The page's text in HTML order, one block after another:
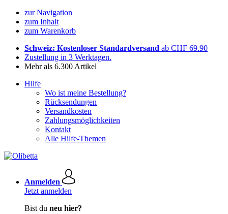
zur Navigation
zum Inhalt
zum Warenkorb
Schweiz: Kostenloser Standardversand ab CHF 69.90
Zustellung in 3 Werktagen.
Mehr als 6.300 Artikel
Hilfe
Wo ist meine Bestellung?
Rücksendungen
Versandkosten
Zahlungsmöglichkeiten
Kontakt
Alle Hilfe-Themen
Anmelden
Jetzt anmelden
Bist du neu hier?